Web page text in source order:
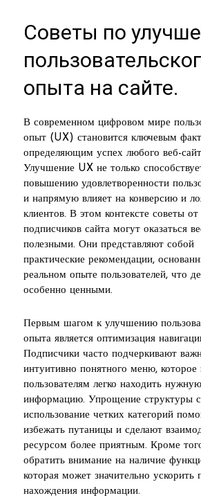
Советы по
опыта на сайте.
В современном цифровом мире
опыт (UX) становится ключевым
определяющим успех любого веб-
Улучшение UX не только
повышению удовлетворенности
и напрямую влияет на конверсию и
клиентов. В этом контексте советы от
подписчиков сайта могут оказаться
полезными. Они представляют собой
практические рекомендации,
реальном опыте пользователей, что
особенно ценными.
Первым шагом к улучшению
опыта является оптимизация
Подписчики часто подчеркивают
интуитивно понятного меню, которое
пользователям легко находить нужную
информацию. Упрощение структуры
использование четких категорий
избежать путаницы и сделают
ресурсом более приятным. Кроме
обратить внимание на наличие
которая может значительно ускорить
нахождения информации.